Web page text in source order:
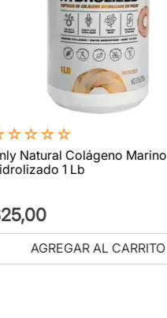
☆☆☆☆
Natural Colágeno Marino
1 Lb
25,00
AGREGAR AL CARRITO